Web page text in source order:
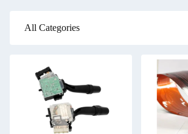
All Categories